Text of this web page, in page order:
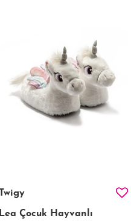
Twigy
Lea Çocuk Hayvanlı